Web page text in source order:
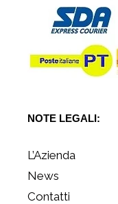
NOTE LEGALI:
L’Azienda
News
Contatti